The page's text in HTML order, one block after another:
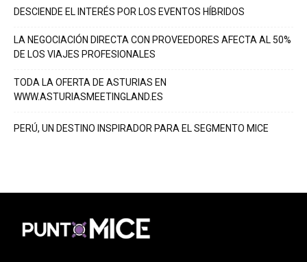
DESCIENDE EL INTERÉS POR LOS EVENTOS HÍBRIDOS
LA NEGOCIACIÓN DIRECTA CON PROVEEDORES AFECTA AL 50%
DE LOS VIAJES PROFESIONALES
TODA LA OFERTA DE ASTURIAS EN
WWW.ASTURIASMEETINGLAND.ES
PERÚ, UN DESTINO INSPIRADOR PARA EL SEGMENTO MICE